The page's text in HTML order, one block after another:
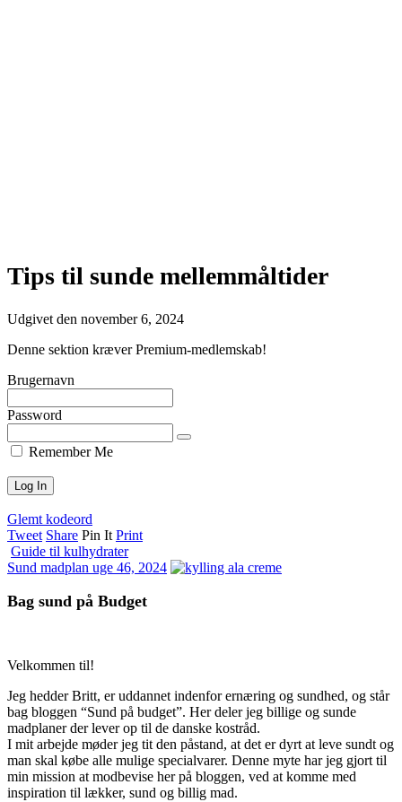
Tips til sunde mellemmåltider
Udgivet den november 6, 2024
Denne sektion kræver Premium-medlemskab!
Brugernavn
Password
Remember Me
Glemt kodeord
Tweet Share Pin It Print
Guide til kulhydrater
Sund madplan uge 46, 2024
Bag sund på Budget
Velkommen til!
Jeg hedder Britt, er uddannet indenfor ernæring og sundhed, og står
bag bloggen “Sund på budget”. Her deler jeg billige og sunde
madplaner der lever op til de danske kostråd.
I mit arbejde møder jeg tit den påstand, at det er dyrt at leve sundt og
man skal købe alle mulige specialvarer. Denne myte har jeg gjort til
min mission at modbevise her på bloggen, ved at komme med
inspiration til lækker, sund og billig mad.